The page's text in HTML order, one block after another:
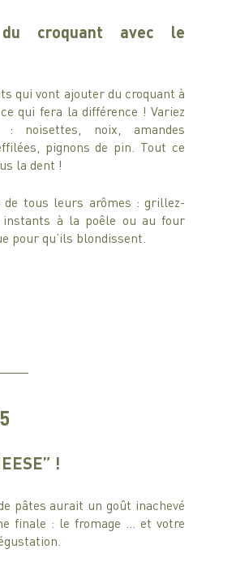
croquant avec le
qui vont ajouter du croquant à
qui fera la différence ! Variez
noisettes, noix, amandes
pignons de pin. Tout ce
la dent !
tous leurs arômes : grillez-
instants à la poêle ou au four
pour qu’ils blondissent.
!
pâtes aurait un goût inachevé
finale : le fromage … et votre